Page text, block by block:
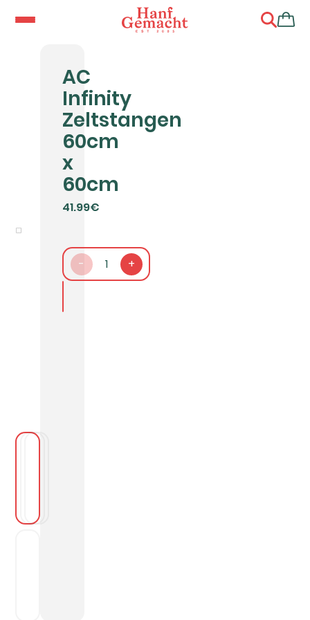
AC
Infinity
Zeltstangen
60cm
x
60cm
41.99€
- 1 +